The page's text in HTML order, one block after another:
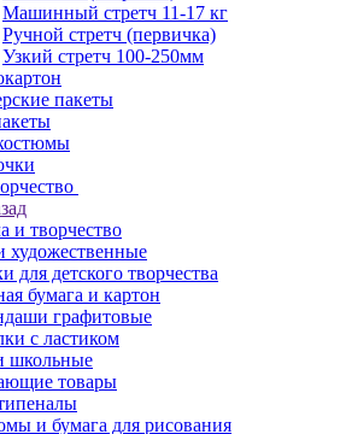
Машинный стретч 11-17 кг
Ручной стретч (первичка)
Узкий стретч 100-250мм
пакеты
и творчество
художественные
для детского творчества
бумага и картон
графитовые
с ластиком
школьные
товары
и бумага для рисования